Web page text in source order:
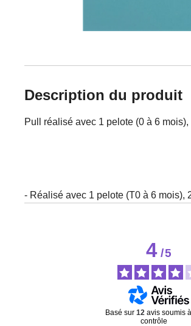
Description du produit
Pull réalisé avec 1 pelote (0 à 6
- Réalisé avec 1 pelote (T0 à 6 mois),
4/5
Basé sur12 avis soumis
contrôle